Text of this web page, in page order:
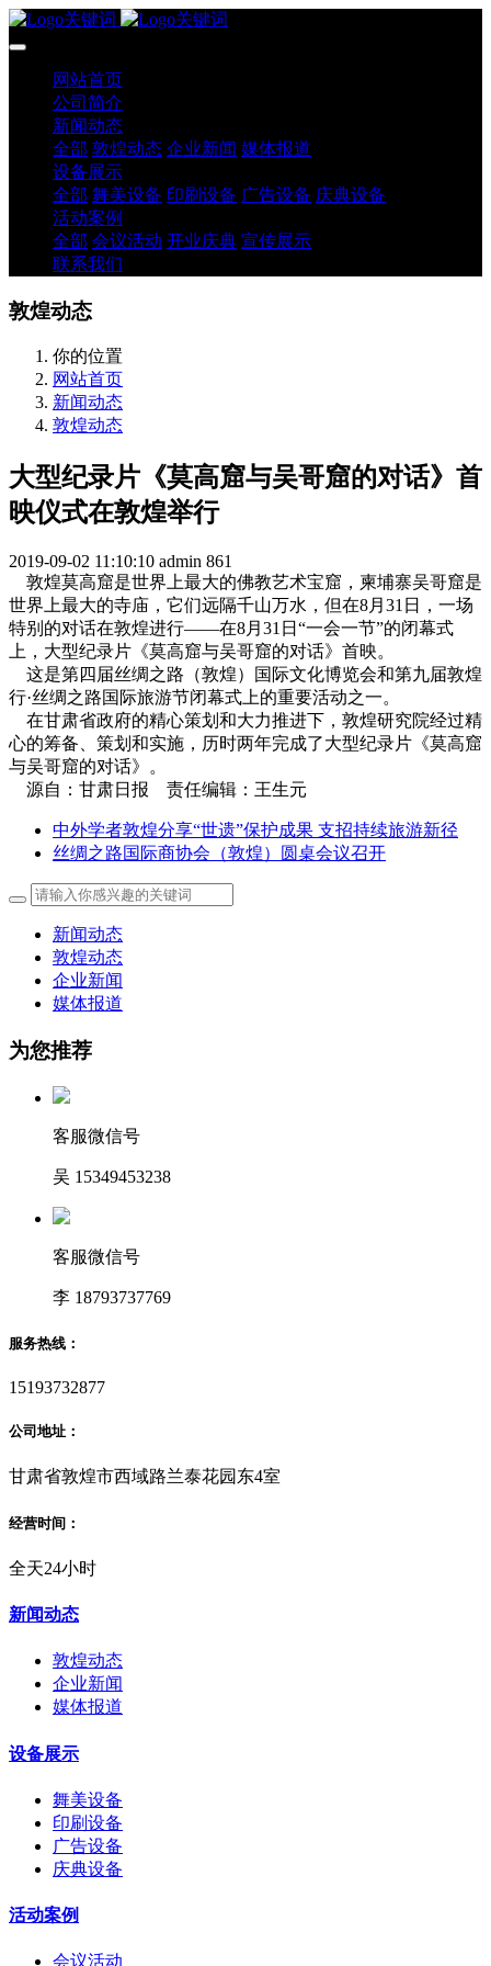
网站首页
公司简介
新闻动态
全部 敦煌动态 企业新闻 媒体报道
设备展示
全部 舞美设备 印刷设备 广告设备 庆典设备
活动案例
全部 会议活动 开业庆典 宣传展示
联系我们
敦煌动态
你的位置
网站首页
新闻动态
敦煌动态
大型纪录片《莫高窟与吴哥窟的对话》首
映仪式在敦煌举行
2019-09-02 11:10:10 admin 861
敦煌莫高窟是世界上最大的佛教艺术宝窟，柬埔寨吴哥窟是
世界上最大的寺庙，它们远隔千山万水，但在8月31日，一场
特别的对话在敦煌进行——在8月31日“一会一节”的闭幕式
上，大型纪录片《莫高窟与吴哥窟的对话》首映。
这是第四届丝绸之路（敦煌）国际文化博览会和第九届敦煌
行·丝绸之路国际旅游节闭幕式上的重要活动之一。
在甘肃省政府的精心策划和大力推进下，敦煌研究院经过精
心的筹备、策划和实施，历时两年完成了大型纪录片《莫高窟
与吴哥窟的对话》。
源自：甘肃日报 责任编辑：王生元
中外学者敦煌分享“世遗”保护成果 支招持续旅游新径
丝绸之路国际商协会（敦煌）圆桌会议召开
新闻动态
敦煌动态
企业新闻
媒体报道
为您推荐
客服微信号
吴 15349453238
客服微信号
李 18793737769
服务热线：
15193732877
公司地址：
甘肃省敦煌市西域路兰泰花园东4室
经营时间：
全天24小时
新闻动态
敦煌动态
企业新闻
媒体报道
设备展示
舞美设备
印刷设备
广告设备
庆典设备
活动案例
会议活动